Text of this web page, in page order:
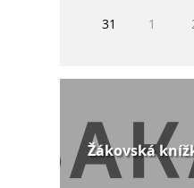
31 1
Žákovská